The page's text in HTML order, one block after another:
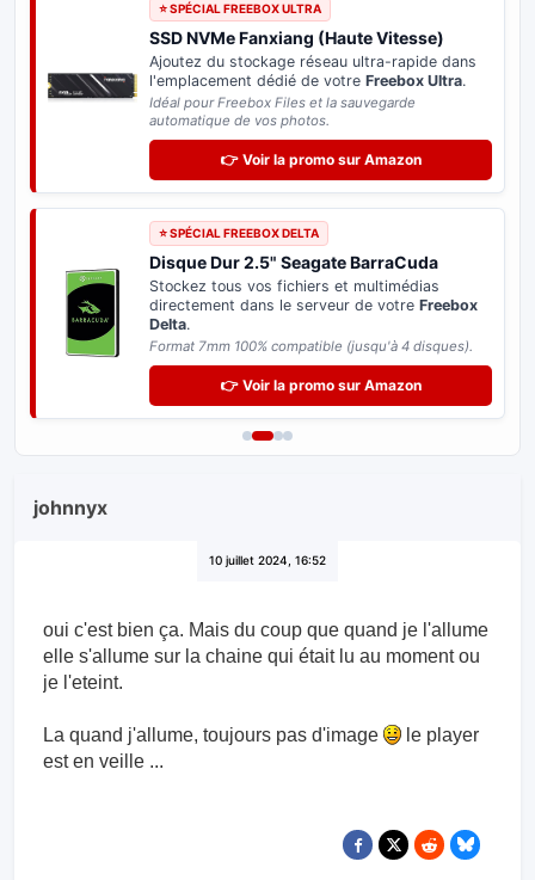
⭐ SPÉCIAL FREEBOX ULTRA
SSD NVMe Fanxiang (Haute Vitesse)
Ajoutez du stockage réseau ultra-rapide dans
l'emplacement dédié de votre Freebox Ultra.
Idéal pour Freebox Files et la sauvegarde
automatique de vos photos.
👉 Voir la promo sur Amazon
⭐ SPÉCIAL FREEBOX DELTA
Disque Dur 2.5" Seagate BarraCuda
Stockez tous vos fichiers et multimédias
directement dans le serveur de votre Freebox
Delta.
Format 7mm 100% compatible (jusqu'à 4 disques).
👉 Voir la promo sur Amazon
johnnyx
10 juillet 2024, 16:52
oui c'est bien ça. Mais du coup que quand je l'allume
elle s'allume sur la chaine qui était lu au moment ou
je l'eteint.
La quand j'allume, toujours pas d'image
le player
est en veille ...